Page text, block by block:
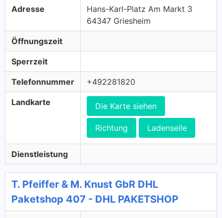
Adresse
Hans-Karl-Platz Am Markt 3
64347 Griesheim
Öffnungszeit
Sperrzeit
Telefonnummer +492281820
Landkarte Die Karte siehen
Richtung Ladenseile
Dienstleistung
T. Pfeiffer & M. Knust GbR DHL
Paketshop 407 - DHL PAKETSHOP